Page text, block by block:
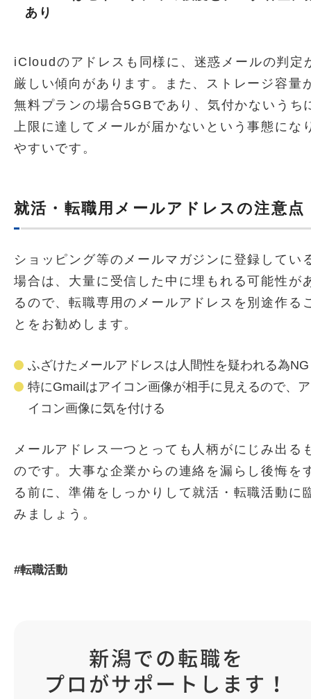
あり
iCloudのアドレスも同様に、迷惑メールの判定
厳しい傾向があります。また、ストレージ容量
無料プランの場合5GBであり、気付かないうち
上限に達してメールが届かないという事態にな
やすいです。
就活・転職用メールアドレスの注意点
ショッピング等のメールマガジンに登録してい
場合は、大量に受信した中に埋もれる可能性が
るので、転職専用のメールアドレスを別途作る
とをお勧めします。
ふざけたメールアドレスは人間性を疑われる為NG
特にGmailはアイコン画像が相手に見えるので、ア
イコン画像に気を付ける
メールアドレス一つとっても人柄がにじみ出る
のです。大事な企業からの連絡を漏らし後悔を
る前に、準備をしっかりして就活・転職活動に
みましょう。
転職活動
新潟での転職を
プロがサポートします！